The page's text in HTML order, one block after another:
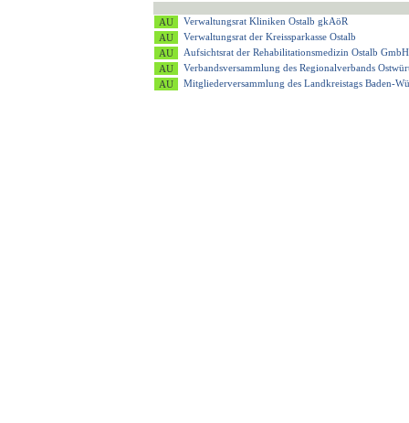
Verwaltungsrat Kliniken Ostalb gkAöR
Verwaltungsrat der Kreissparkasse Ostalb
Aufsichtsrat der Rehabilitationsmedizin Ostalb GmbH
Verbandsversammlung des Regionalverbands
Mitgliederversammlung des Landkreistags Baden-